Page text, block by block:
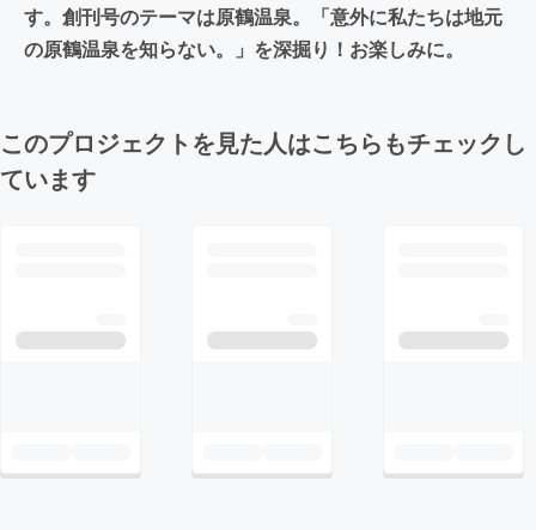
す。創刊号のテーマは原鶴温泉。「意外に私たちは地元
の原鶴温泉を知らない。」を深掘り！お楽しみに。
このプロジェクトを見た人はこちらもチェックし
ています